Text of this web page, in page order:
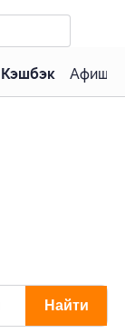
Кэшбэк Афиша
Найти